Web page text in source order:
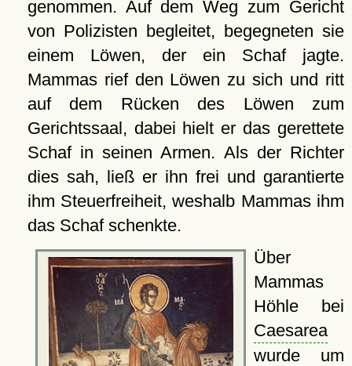
genommen. Auf dem Weg zum Gericht
von Polizisten begleitet, begegneten sie
einem Löwen, der ein Schaf jagte.
Mammas rief den Löwen zu sich und ritt
auf dem Rücken des Löwen zum
Gerichtssaal, dabei hielt er das gerettete
Schaf in seinen Armen. Als der Richter
dies sah, ließ er ihn frei und garantierte
ihm Steuerfreiheit, weshalb Mammas ihm
das Schaf schenkte.
Über
Mammas
Höhle bei
Caesarea
wurde um